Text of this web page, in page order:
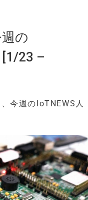
の
23 –
今週のIoTNEWS人